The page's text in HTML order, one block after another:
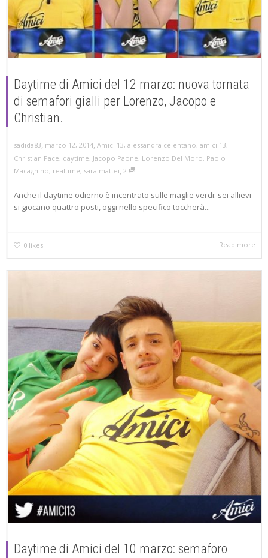
Daytime di Amici del 12 marzo: nuova tornata
di semafori gialli per Lorenzo, Jacopo e
Christian.
sadida83, marzo 12, 2014, Amici 13, alessandra celentano, amici 13,
Christian Pace, daytime, Jacopo Paone, Lorenzo Del Moro, Paolo
Macagnino, realtime, sara mattei 2
Anche il daytime odierno è incentrato sulle maglie verdi: sei allievi
si giocano quattro posti, oggi nello specifico toccherà...
0 likes Read more
Daytime di Amici del 10 marzo: semaforo